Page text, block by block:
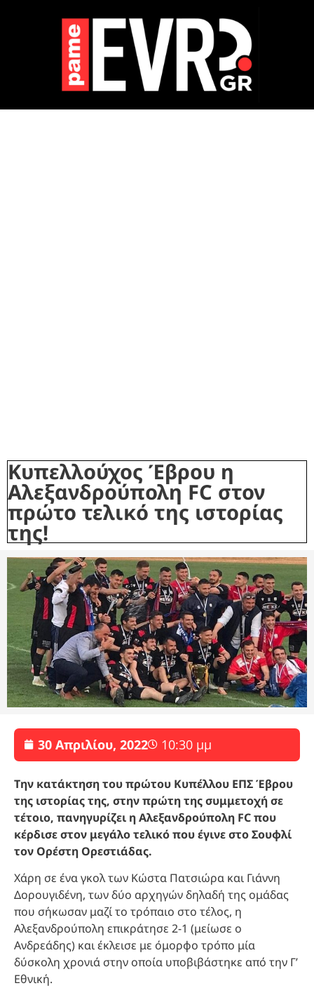
Κυπελλούχος Έβρου η
Αλεξανδρούπολη FC στον
πρώτο τελικό της ιστορίας
της!
30 Απριλίου, 2022 10:30 μμ
Την κατάκτηση του πρώτου Κυπέλλου ΕΠΣ Έβρου
της ιστορίας της, στην πρώτη της συμμετοχή σε
τέτοιο, πανηγυρίζει η Αλεξανδρούπολη FC που
κέρδισε στον μεγάλο τελικό που έγινε στο Σουφλί
τον Ορέστη Ορεστιάδας.
Χάρη σε ένα γκολ των Κώστα Πατσιώρα και Γιάννη
Δορουγιδένη, των δύο αρχηγών δηλαδή της ομάδας
που σήκωσαν μαζί το τρόπαιο στο τέλος, η
Αλεξανδρούπολη επικράτησε 2-1 (μείωσε ο
Ανδρεάδης) και έκλεισε με όμορφο τρόπο μία
δύσκολη χρονιά στην οποία υποβιβάστηκε από την Γ’
Εθνική.